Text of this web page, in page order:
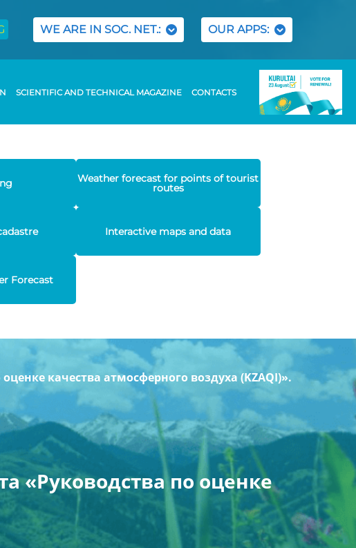
WE ARE IN SOC. NET.: OUR APPS:
SCIENTIFIC AND TECHNICAL MAGAZINE CONTACTS
Weather forecast for points of tourist
routes
Interactive maps and data
Forecast
качества атмосферного воздуха (KZAQI)».
«Руководства по оценке